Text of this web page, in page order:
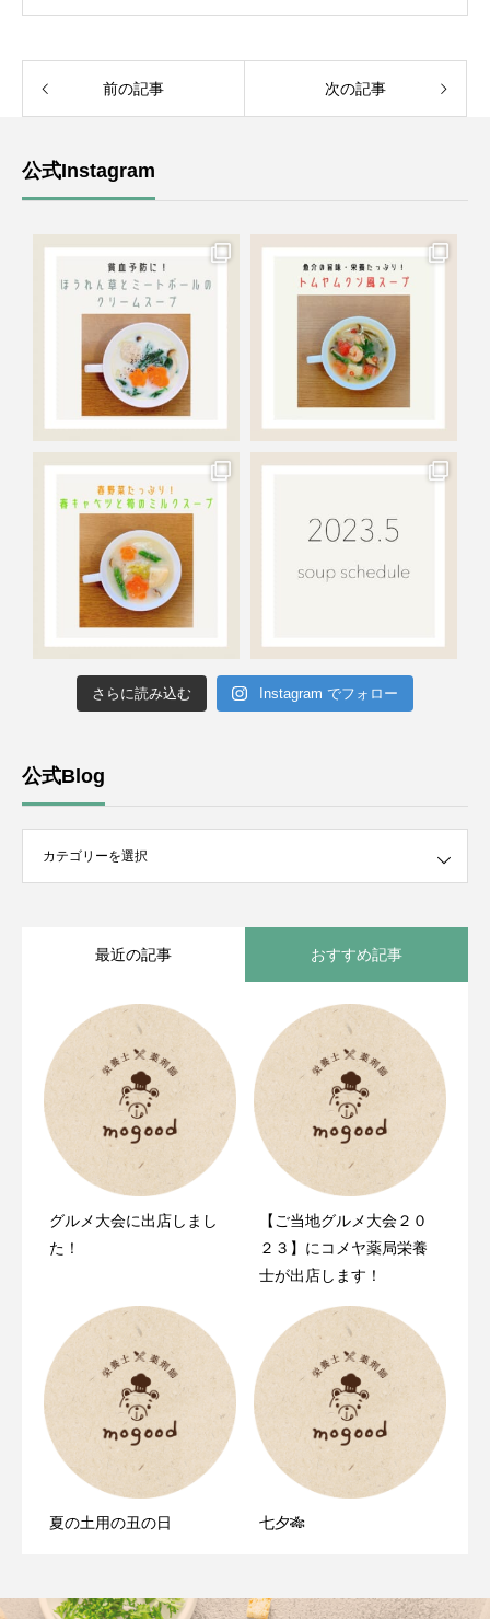
前の記事 次の記事
公式Instagram
さらに読み込む Instagram でフォロー
公式Blog
最近の記事 おすすめ記事
グルメ大会に出店しまし
た！
【ご当地グルメ大会２０
２３】にコメヤ薬局栄養
士が出店します！
夏の土用の丑の日 七夕🎋
mogood（モグゥ）の公式
サイトをリニューアルし